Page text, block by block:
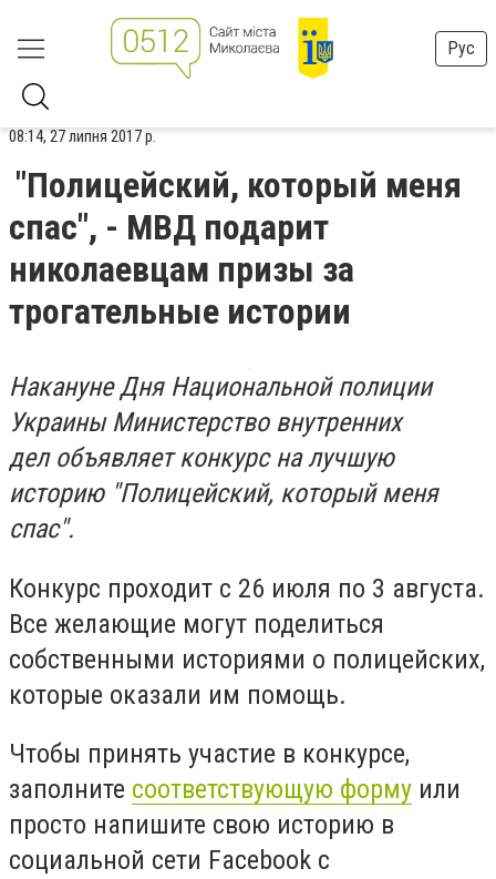
Рус
08:14, 27 липня 2017 р.
"Полицейский, который меня
спас", - МВД подарит
николаевцам призы за
трогательные истории
Накануне Дня Национальной полиции
Украины Министерство внутренних
дел объявляет конкурс на лучшую
историю "Полицейский, который меня
спас".
Конкурс проходит с 2️6 июля по 3 августа.
Все желающие могут поделиться
собственными историями о полицейских,
которые оказали им помощь.
Чтобы принять участие в конкурсе,
заполните соответствующую форму или
просто напишите свою историю в
социальной сети Facebook с